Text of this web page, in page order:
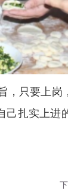
，只要上
扎实上